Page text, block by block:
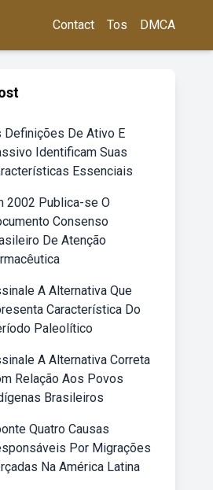
Contact Tos DMCA
Definições De Ativo E
Identificam Suas
Essenciais
2002 Publica-se O
Consenso
De Atenção
A Alternativa Que
Característica Do
Paleolítico
A Alternativa Correta
Relação Aos Povos
Brasileiros
Quatro Causas
Por Migrações
Na América Latina